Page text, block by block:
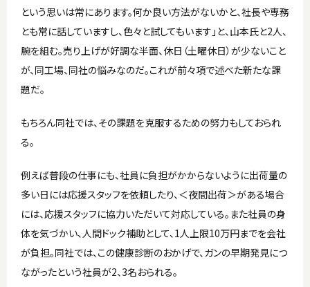
という思いは常にあります。何か良い方法がないかと、社長や専務
とも常に話していますし、色々と試してもいます」と、山本氏と2人、
腕を組む。売り上げが好調な半面、休日（土曜休日）が少ないこと
が、同工場、同社の悩みなのだ。これが前々項で述べた新たな課
題だ。
もちろん同社では、その課題を克服するための努力もしておられ
る。
例えば普段の仕事にも、社員に負担がかからないように出荷量の
多い日には応援スタッフを依頼したり、＜夜間出荷＞がある場合
には、応援スタッフに協力いただいて対応している。また社員の身
体を気づかい、人間ドック補助として、1人上限10万円までを会社
が負担。同社では、この健康診断のおかげで、ガンの早期発見につ
ながったという社員が2、3名おられる。